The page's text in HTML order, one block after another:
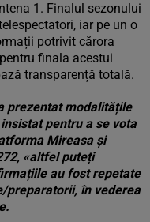
1. Finalul sezonului
iar pe un o
potrivit cărora
finala acestui
transparență totală.
prezentat modalitățile
pentru a se vota
Mireasa și
«altfel puteți
au fost repetate
preparatorii, în vederea